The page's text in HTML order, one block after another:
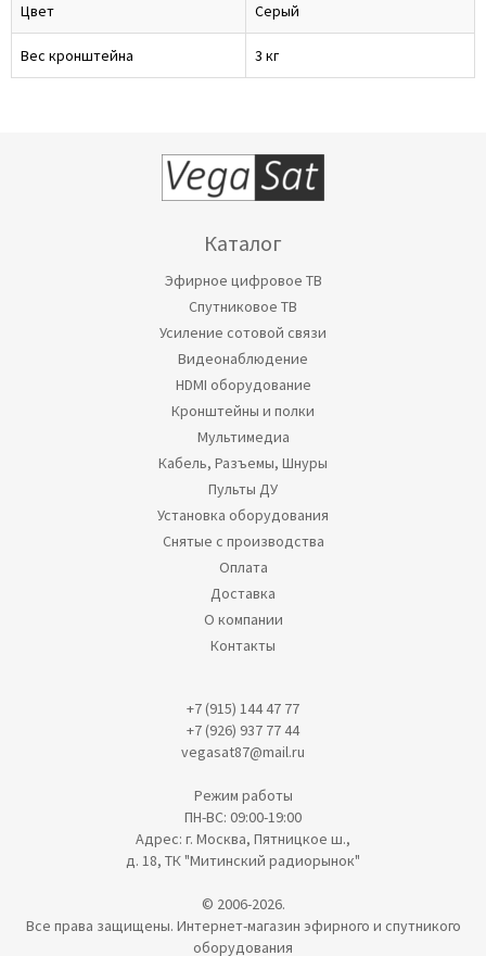
Цвет Серый
Вес кронштейна 3 кг
Каталог
Эфирное цифровое ТВ
Спутниковое ТВ
Усиление сотовой связи
Видеонаблюдение
HDMI оборудование
Кронштейны и полки
Мультимедиа
Кабель, Разъемы, Шнуры
Пульты ДУ
Установка оборудования
Снятые с производства
Оплата
Доставка
О компании
Контакты
+7 (915) 144 47 77
+7 (926) 937 77 44
vegasat87@mail.ru
Режим работы
ПН-ВС: 09:00-19:00
Адрес: г. Москва, Пятницкое ш.,
д. 18, ТК "Митинский радиорынок"
© 2006-2026.
Все права защищены. Интернет-магазин эфирного и спутникого
оборудования